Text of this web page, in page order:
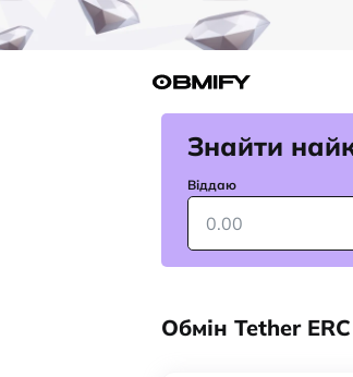
Знайти
Віддаю
Обмін Tether